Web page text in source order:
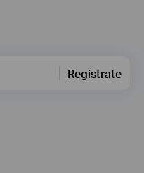
Regístrate